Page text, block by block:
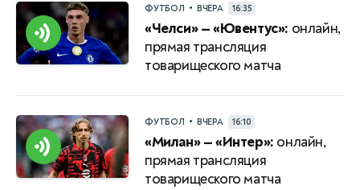
ФУТБОЛ • ВЧЕРА 16:35
«Челси» — «Ювентус»: онлайн,
прямая трансляция
товарищеского матча
ФУТБОЛ • ВЧЕРА 16:10
«Милан» — «Интер»: онлайн,
прямая трансляция
товарищеского матча